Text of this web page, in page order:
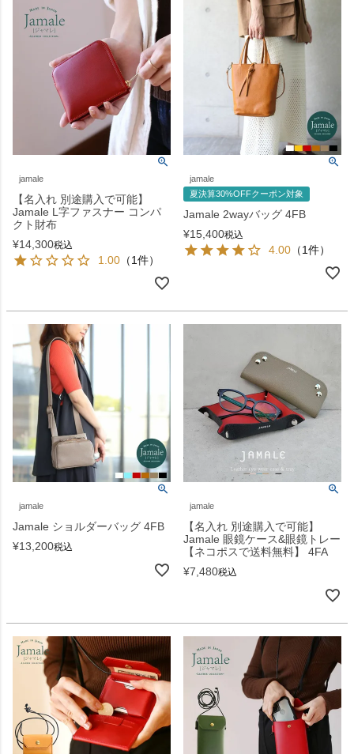
jamale
【名入れ 別途購入で可能】
Jamale L字ファスナー コンパ
クト財布
¥14,300税込
1.00 （1件）
jamale
夏決算30%OFFクーポン対象
Jamale 2wayバッグ 4FB
¥15,400税込
4.00 （1件）
jamale
Jamale ショルダーバッグ 4FB
¥13,200税込
jamale
【名入れ 別途購入で可能】
Jamale 眼鏡ケース&眼鏡トレー
【ネコポスで送料無料】 4FA
¥7,480税込